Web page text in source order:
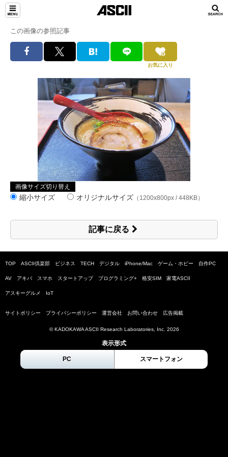
この画像の参照記事
お気に入り
画像サイズ切り替え
縮小サイズ オリジナルサイズ （1200x800px / 448KB）
記事に戻る
TOP ASCII倶楽部 ビジネス TECH デジタル iPhone/Mac ゲーム・ホビー 自作PC
AV アキバ スマホ スタートアップ プログラミング+ 格安SIM 家電ASCII
アスキーグルメ IoT
サイトポリシー プライバシーポリシー 運営会社 お問い合わせ 広告掲載
© KADOKAWA ASCII Research Laboratories, Inc. 2026
表示形式
PC スマートフォン